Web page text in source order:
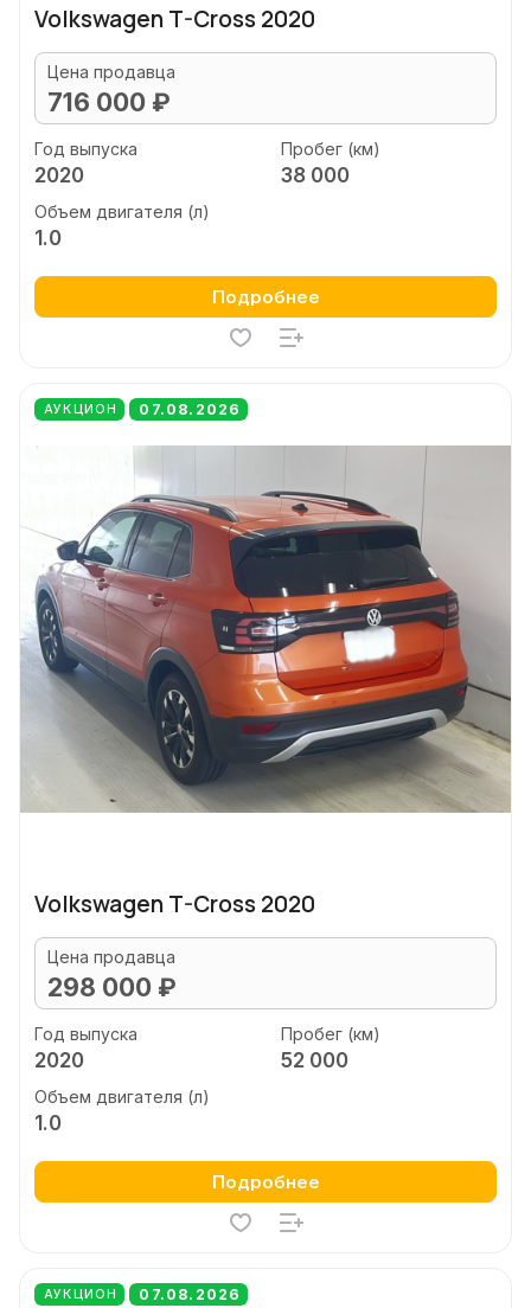
Volkswagen T-Cross 2020
Цена продавца
716 000 ₽
Год выпуска
2020
Пробег (км)
38 000
Объем двигателя (л)
1.0
Подробнее
АУКЦИОН 07.08.2026
Volkswagen T-Cross 2020
Цена продавца
298 000 ₽
Год выпуска
2020
Пробег (км)
52 000
Объем двигателя (л)
1.0
Подробнее
АУКЦИОН 07.08.2026